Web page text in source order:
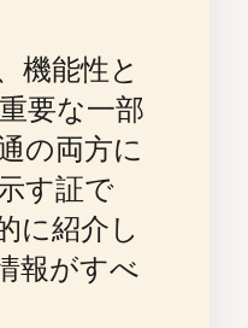
機能性と
要な一部
の両方に
す証で
に紹介し
報がすべ